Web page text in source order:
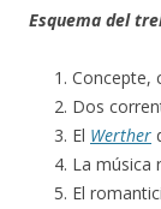
Esquema del
Concepte,
Dos
El Werther
La música
El